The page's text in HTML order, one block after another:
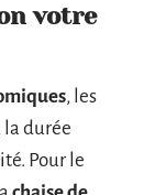
votre
, les
la durée
Pour le